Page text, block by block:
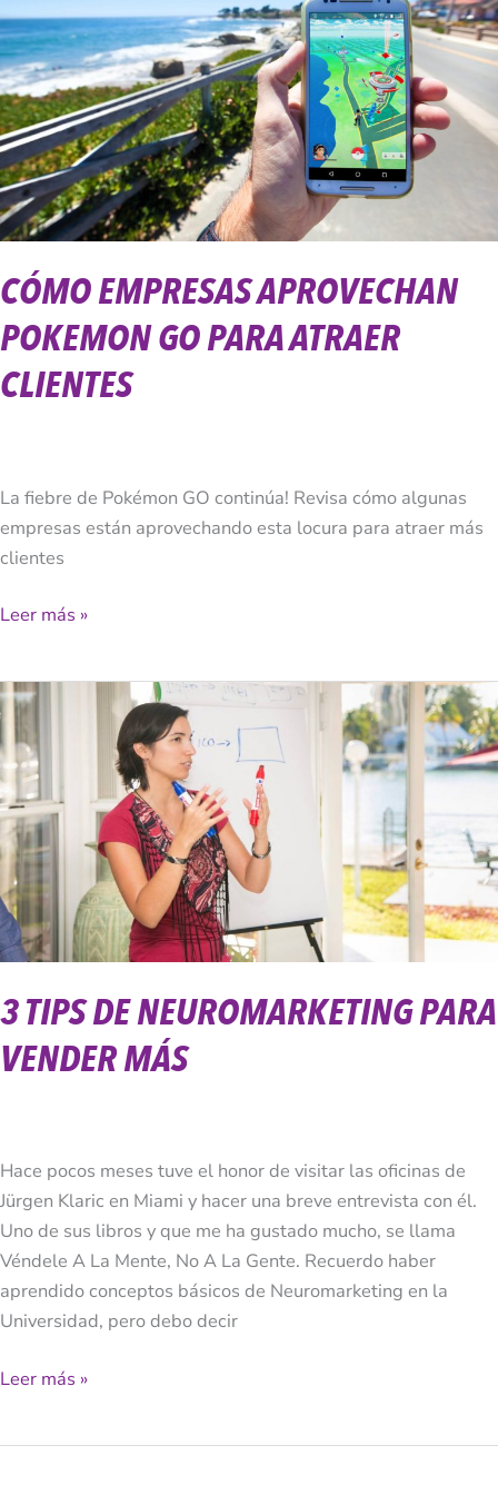
CÓMO EMPRESAS APROVECHAN
POKEMON GO PARA ATRAER
CLIENTES
La fiebre de Pokémon GO continúa! Revisa cómo algunas
empresas están aprovechando esta locura para atraer más
clientes
Pokemon
GO
Para
Atraer
Clientes
Leer más »
3 TIPS DE NEUROMARKETING PARA
VENDER MÁS
Hace pocos meses tuve el honor de visitar las oficinas de
Jürgen Klaric en Miami y hacer una breve entrevista con él.
Uno de sus libros y que me ha gustado mucho, se llama
Véndele A La Mente, No A La Gente. Recuerdo haber
aprendido conceptos básicos de Neuromarketing en la
Universidad, pero debo decir
3
Tips
De
Neuromarketing
Para
Vender
Más
Leer más »